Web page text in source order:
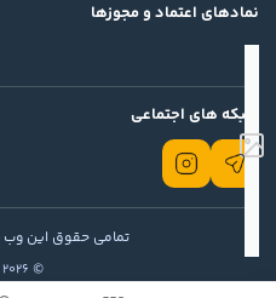
نمادهای اعتماد و مجوزها
شبکه های اجتماعی
تمامی حقوق این
© 2026 Rodin